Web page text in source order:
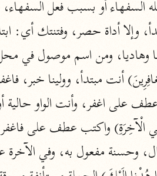
وهاديا، ومن اسم موصول في
وحسنة مفعول به، وفي